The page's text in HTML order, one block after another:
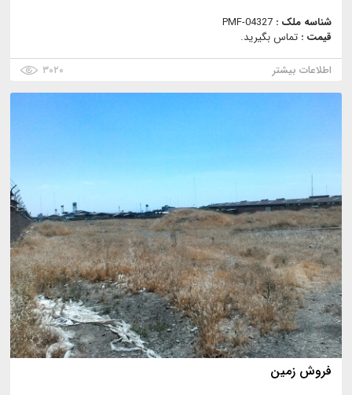
شناسه ملک : PMF-04327
قیمت : تماس بگیرید.
اطلاعات بیشتر
۳۰۲۰
فروش زمین